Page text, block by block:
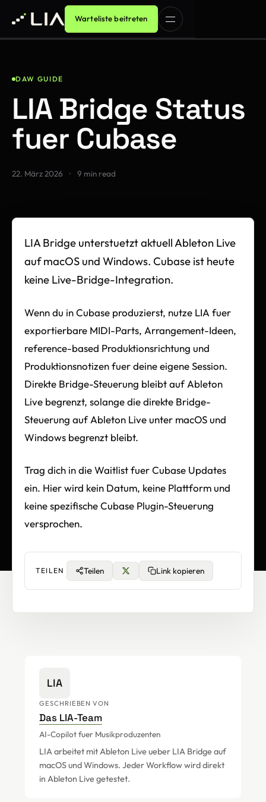
Warteliste beitreten
DAW GUIDE
LIA Bridge Status
fuer Cubase
22. März 2026 · 9 min read
LIA Bridge unterstuetzt aktuell Ableton Live
auf macOS und Windows. Cubase ist heute
keine Live-Bridge-Integration.
Wenn du in Cubase produzierst, nutze LIA fuer
exportierbare MIDI-Parts, Arrangement-Ideen,
reference-based Produktionsrichtung und
Produktionsnotizen fuer deine eigene Session.
Direkte Bridge-Steuerung bleibt auf Ableton
Live begrenzt, solange die direkte Bridge-
Steuerung auf Ableton Live unter macOS und
Windows begrenzt bleibt.
Trag dich in die Waitlist fuer Cubase Updates
ein. Hier wird kein Datum, keine Plattform und
keine spezifische Cubase Plugin-Steuerung
versprochen.
TEILEN Teilen Link kopieren
LIA
GESCHRIEBEN VON
Das LIA-Team
AI-Copilot fuer Musikproduzenten
LIA arbeitet mit Ableton Live ueber LIA Bridge auf
macOS und Windows. Jeder Workflow wird direkt
in Ableton Live getestet.